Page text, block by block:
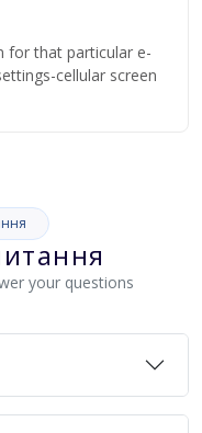
for that particular e-
cellular screen
your questions